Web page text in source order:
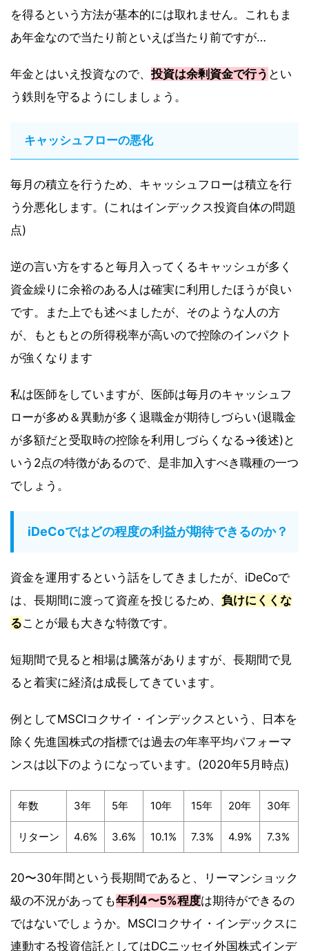
を得るという方法が基本的には取れません。これもま
あ年金なので当たり前といえば当たり前ですが…
年金とはいえ投資なので、 投資は余剰資金で行う とい
う鉄則を守るようにしましょう。
キャッシュフローの悪化
毎月の積立を行うため、キャッシュフローは積立を行
う分悪化します。(これはインデックス投資自体の問題
点)
逆の言い方をすると毎月入ってくるキャッシュが多く
資金繰りに余裕のある人は確実に利用したほうが良い
です。また上でも述べましたが、そのような人の方
が、もともとの所得税率が高いので控除のインパクト
が強くなります
私は医師をしていますが、医師は毎月のキャッシュフ
ローが多め＆異動が多く退職金が期待しづらい(退職金
が多額だと受取時の控除を利用しづらくなる→後述)と
いう2点の特徴があるので、是非加入すべき職種の一つ
でしょう。
iDeCoではどの程度の利益が期待できるのか？
資金を運用するという話をしてきましたが、iDeCoで
は、長期間に渡って資産を投じるため、 負けにくくな
ることが最も大きな特徴です。
短期間で見ると相場は騰落がありますが、長期間で見
ると着実に経済は成長してきています。
例としてMSCIコクサイ・インデックスという、日本を
除く先進国株式の指標では過去の年率平均パフォーマ
ンスは以下のようになっています。(2020年5月時点)
年数 3年 5年 10年 15年 20年 30年
リターン 4.6% 3.6% 10.1% 7.3% 4.9% 7.3%
20〜30年間という長期間であると、リーマンショック
級の不況があっても年利4〜5%程度は期待ができるの
ではないでしょうか。MSCIコクサイ・インデックスに
連動する投資信託としてはDCニッセイ外国株式インデ